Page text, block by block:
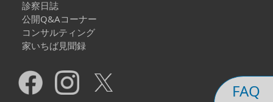
FAQ
診察日誌
公開Q&Aコーナー
コンサルティング
家いちば見聞録